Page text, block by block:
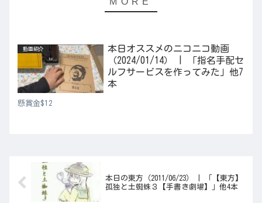
動画紹介
本日オススメのニコニコ動画
（2024/01/14） | 「指名手配セ
ルフサービスを作ってみた」他7
本
懸賞金$12
本日の東方（2011/06/23） | 「【東方】
孤独と土蜘蛛３【手書き劇場】」他4本